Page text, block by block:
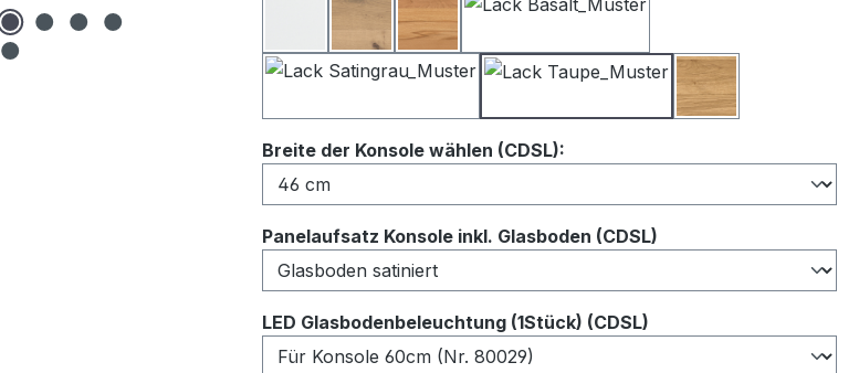
BalkeneicheKernbuche
Wildeiche
Breite der Konsole wählen (CDSL):
Panelaufsatz Konsole inkl. Glasboden (CDSL)
LED Glasbodenbeleuchtung (1Stück) (CDSL)